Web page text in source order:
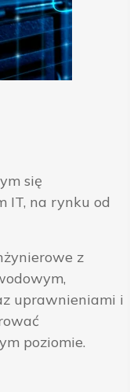
się
IT, na rynku od
z
uprawnieniami i
poziomie.